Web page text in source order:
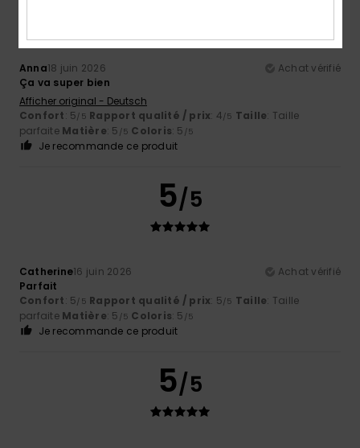
Anna18 juin 2026
Achat vérifié
Ça va super bien
Afficher original - Deutsch
Confort: 5/5 Rapport qualité / prix: 4/5 Taille: Taille
parfaite Matière: 5 /5 Coloris: 5 /5
Je recommande ce produit
5/5
Catherine16 juin 2026
Achat vérifié
Parfait
Confort: 5/5 Rapport qualité / prix: 5/5 Taille: Taille
parfaite Matière: 5 /5 Coloris: 5 /5
Je recommande ce produit
5/5